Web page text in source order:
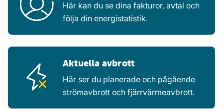
Här kan du se dina fakturor, avtal och
följa din energistatistik.
Aktuella avbrott
Här ser du planerade och pågående
strömavbrott och fjärrvärmeavbrott.